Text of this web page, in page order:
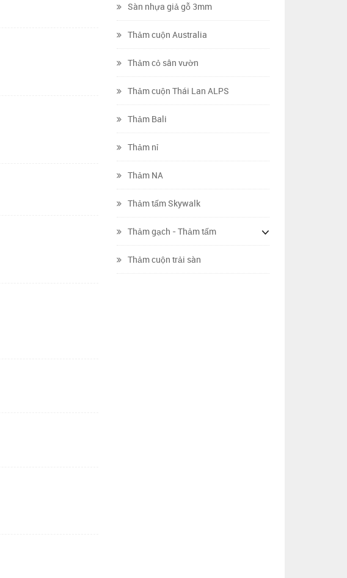
Sàn nhựa giả gỗ 3mm
Thảm cuộn Australia
Thảm cỏ sân vườn
Thảm cuộn Thái Lan ALPS
Thảm Bali
Thảm nỉ
Thảm NA
Thảm tấm Skywalk
Thảm gạch - Thảm tấm
Thảm cuộn trải sàn